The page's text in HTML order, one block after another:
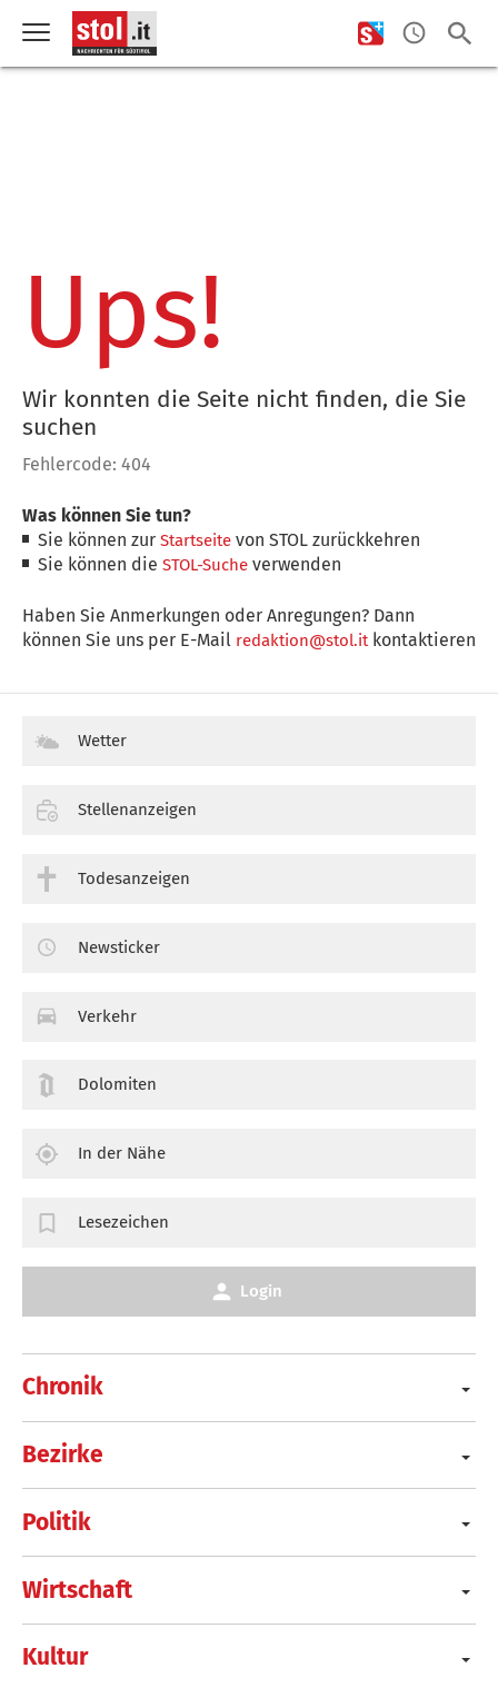
Ups!
Wir konnten die Seite nicht finden, die Sie
suchen
Fehlercode: 404
Was können Sie tun?
Sie können zurStartseite von STOL zurückkehren
Sie können dieSTOL-Suche verwenden
Haben Sie Anmerkungen oder Anregungen? Dann
können Sie uns per E-Mail redaktion@stol.itkontaktieren
Chronik
Bezirke
Politik
Wirtschaft
Kultur
Wetter
Stellenanzeigen
Todesanzeigen
Newsticker
Verkehr
Dolomiten
In der Nähe
Lesezeichen
Login